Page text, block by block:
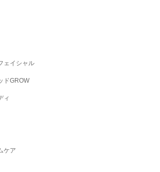
ェイシャル
ドGROW
ィ
ケア